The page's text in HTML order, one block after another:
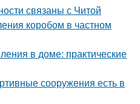
связаны с Читой
коробом в частном
в доме: практические
сооружения есть в